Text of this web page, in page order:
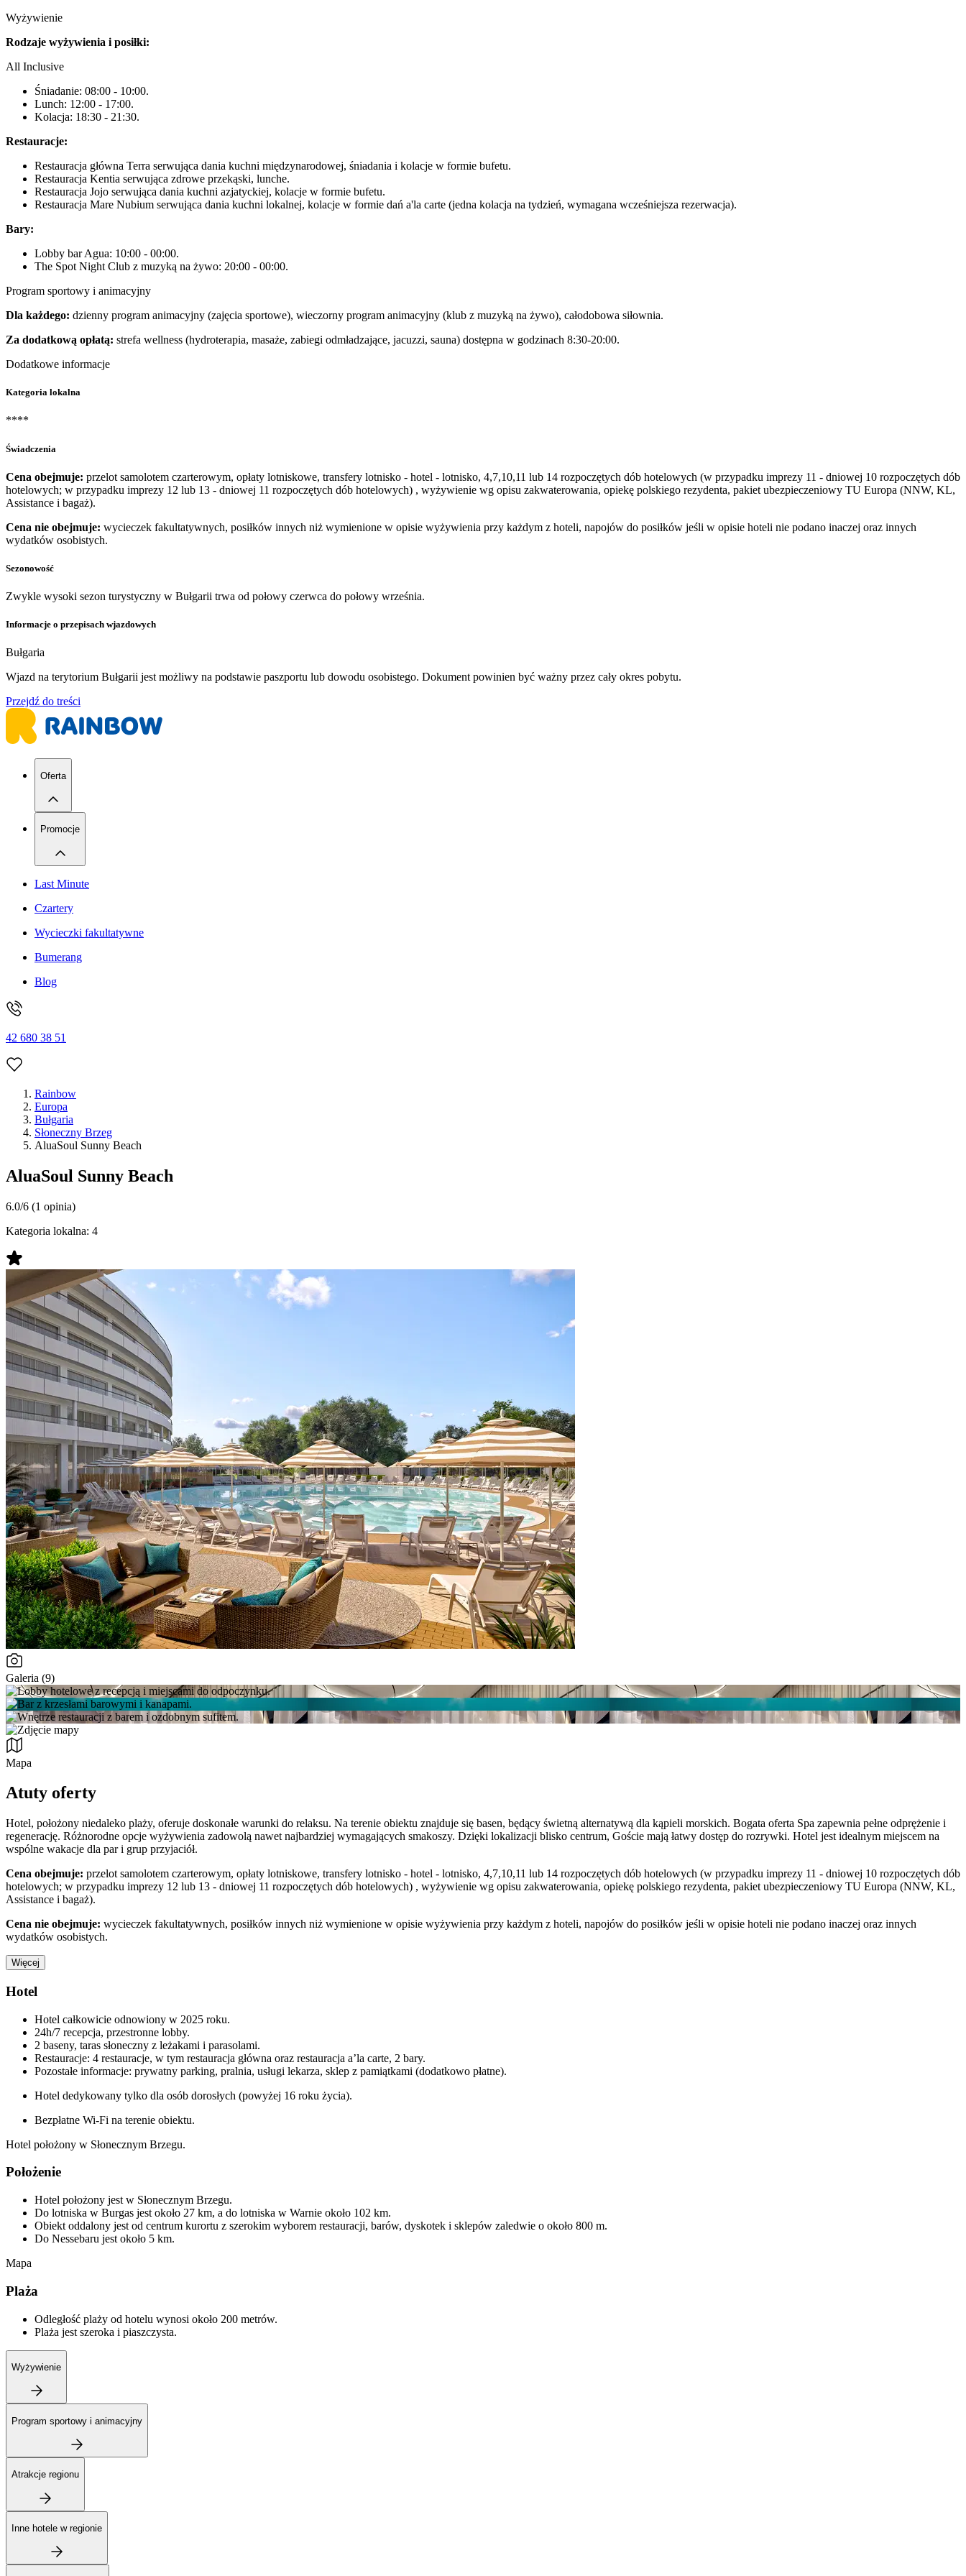
Wyżywienie
Rodzaje wyżywienia i posiłki:
All Inclusive
Śniadanie: 08:00 - 10:00.
Lunch: 12:00 - 17:00.
Kolacja: 18:30 - 21:30.
Restauracje:
Restauracja główna Terra serwująca dania kuchni międzynarodowej, śniadania i kolacje w formie bufetu.
Restauracja Kentia serwująca zdrowe przekąski, lunche.
Restauracja Jojo serwująca dania kuchni azjatyckiej, kolacje w formie bufetu.
Restauracja Mare Nubium serwująca dania kuchni lokalnej, kolacje w formie dań a'la carte (jedna kolacja na tydzień, wymagana wcześniejsza rezerwacja).
Bary:
Lobby bar Agua: 10:00 - 00:00.
The Spot Night Club z muzyką na żywo: 20:00 - 00:00.
Program sportowy i animacyjny
Dla każdego: dzienny program animacyjny (zajęcia sportowe), wieczorny program animacyjny (klub z muzyką na żywo), całodobowa siłownia.
Za dodatkową opłatą: strefa wellness (hydroterapia, masaże, zabiegi odmładzające, jacuzzi, sauna) dostępna w godzinach 8:30-20:00.
Dodatkowe informacje
Kategoria lokalna
****
Świadczenia
Cena obejmuje: przelot samolotem czarterowym, opłaty lotniskowe, transfery lotnisko - hotel - lotnisko, 4,7,10,11 lub 14 rozpoczętych dób hotelowych (w przypadku imprezy 11 - dniowej 10 rozpoczętych dób
hotelowych; w przypadku imprezy 12 lub 13 - dniowej 11 rozpoczętych dób hotelowych) , wyżywienie wg opisu zakwaterowania, opiekę polskiego rezydenta, pakiet ubezpieczeniowy TU Europa (NNW, KL,
Assistance i bagaż).
Cena nie obejmuje: wycieczek fakultatywnych, posiłków innych niż wymienione w opisie wyżywienia przy każdym z hoteli, napojów do posiłków jeśli w opisie hoteli nie podano inaczej oraz innych
wydatków osobistych.
Sezonowość
Zwykle wysoki sezon turystyczny w Bułgarii trwa od połowy czerwca do połowy września.
Informacje o przepisach wjazdowych
Bułgaria
Wjazd na terytorium Bułgarii jest możliwy na podstawie paszportu lub dowodu osobistego. Dokument powinien być ważny przez cały okres pobytu.
Przejdź do treści
Oferta
Promocje
Last Minute
Czartery
Wycieczki fakultatywne
Bumerang
Blog
42 680 38 51
Rainbow
Europa
Bułgaria
Słoneczny Brzeg
AluaSoul Sunny Beach
AluaSoul Sunny Beach
6.0/6 (1 opinia)
Kategoria lokalna: 4
Galeria (9)
Mapa
Atuty oferty
Hotel, położony niedaleko plaży, oferuje doskonałe warunki do relaksu. Na terenie obiektu znajduje się basen, będący świetną alternatywą dla kąpieli morskich. Bogata oferta Spa zapewnia pełne odprężenie i
regenerację. Różnorodne opcje wyżywienia zadowolą nawet najbardziej wymagających smakoszy. Dzięki lokalizacji blisko centrum, Goście mają łatwy dostęp do rozrywki. Hotel jest idealnym miejscem na
wspólne wakacje dla par i grup przyjaciół.
Cena obejmuje: przelot samolotem czarterowym, opłaty lotniskowe, transfery lotnisko - hotel - lotnisko, 4,7,10,11 lub 14 rozpoczętych dób hotelowych (w przypadku imprezy 11 - dniowej 10 rozpoczętych dób
hotelowych; w przypadku imprezy 12 lub 13 - dniowej 11 rozpoczętych dób hotelowych) , wyżywienie wg opisu zakwaterowania, opiekę polskiego rezydenta, pakiet ubezpieczeniowy TU Europa (NNW, KL,
Assistance i bagaż).
Cena nie obejmuje: wycieczek fakultatywnych, posiłków innych niż wymienione w opisie wyżywienia przy każdym z hoteli, napojów do posiłków jeśli w opisie hoteli nie podano inaczej oraz innych
wydatków osobistych.
Więcej
Hotel
Hotel całkowicie odnowiony w 2025 roku.
24h/7 recepcja, przestronne lobby.
2 baseny, taras słoneczny z leżakami i parasolami.
Restauracje: 4 restauracje, w tym restauracja główna oraz restauracja a’la carte, 2 bary.
Pozostałe informacje: prywatny parking, pralnia, usługi lekarza, sklep z pamiątkami (dodatkowo płatne).
Hotel dedykowany tylko dla osób dorosłych (powyżej 16 roku życia).
Bezpłatne Wi-Fi na terenie obiektu.
Hotel położony w Słonecznym Brzegu.
Położenie
Hotel położony jest w Słonecznym Brzegu.
Do lotniska w Burgas jest około 27 km, a do lotniska w Warnie około 102 km.
Obiekt oddalony jest od centrum kurortu z szerokim wyborem restauracji, barów, dyskotek i sklepów zaledwie o około 800 m.
Do Nessebaru jest około 5 km.
Mapa
Plaża
Odległość plaży od hotelu wynosi około 200 metrów.
Plaża jest szeroka i piaszczysta.
Wyżywienie
Program sportowy i animacyjny
Atrakcje regionu
Inne hotele w regionie